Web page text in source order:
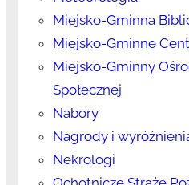
Miejsko-Gminna
Miejsko-Gminne
Miejsko-Gminny
Społecznej
Nabory
Nagrody i
Nekrologi